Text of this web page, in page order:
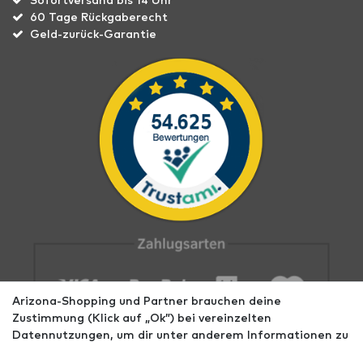
60 Tage Rückgaberecht
Geld-zurück-Garantie
Arizona-Shopping und Partner brauchen deine
Zustimmung (Klick auf „Ok”) bei vereinzelten
Datennutzungen, um dir unter anderem Informationen zu